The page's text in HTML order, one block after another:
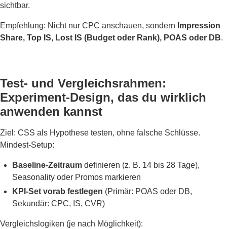
sichtbar.
Empfehlung: Nicht nur CPC anschauen, sondern Impression
Share, Top IS, Lost IS (Budget oder Rank), POAS oder DB.
Test- und Vergleichsrahmen:
Experiment-Design, das du wirklich
anwenden kannst
Ziel: CSS als Hypothese testen, ohne falsche Schlüsse.
Mindest-Setup:
Baseline-Zeitraum definieren (z. B. 14 bis 28 Tage),
Seasonality oder Promos markieren
KPI-Set vorab festlegen (Primär: POAS oder DB,
Sekundär: CPC, IS, CVR)
Vergleichslogiken (je nach Möglichkeit):